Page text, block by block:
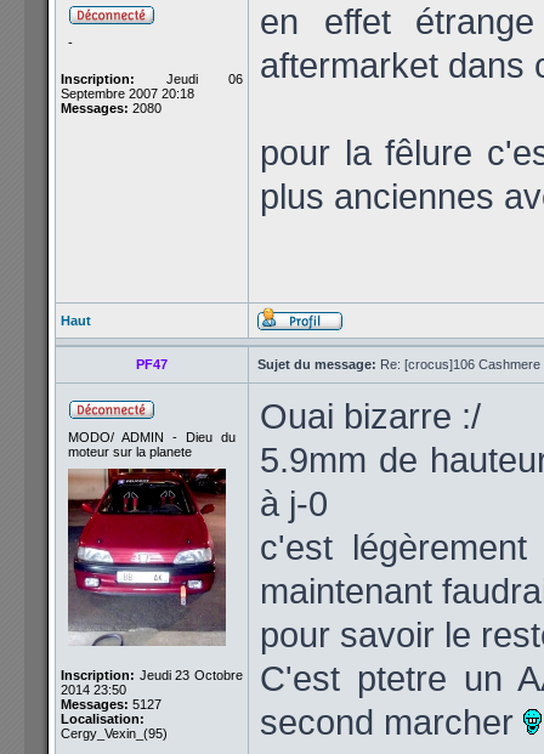
-
Inscription: Jeudi 06
Septembre 2007 20:18
Messages: 2080
en effet
aftermarket dans
pour la fêlure
plus anciennes
Haut
PF47 Sujet du message: Re: [crocus]106
MODO/ ADMIN - Dieu du
moteur sur la planete
Inscription: Jeudi 23 Octobre
2014 23:50
Messages: 5127
Localisation:
Cergy_Vexin_(95)
Ouai bizarre :/
5.9mm de
à j-0
c'est
maintenant
pour savoir le
C'est ptetre un
second marcher